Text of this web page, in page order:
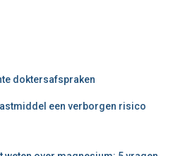
doktersafspraken
een verborgen risico